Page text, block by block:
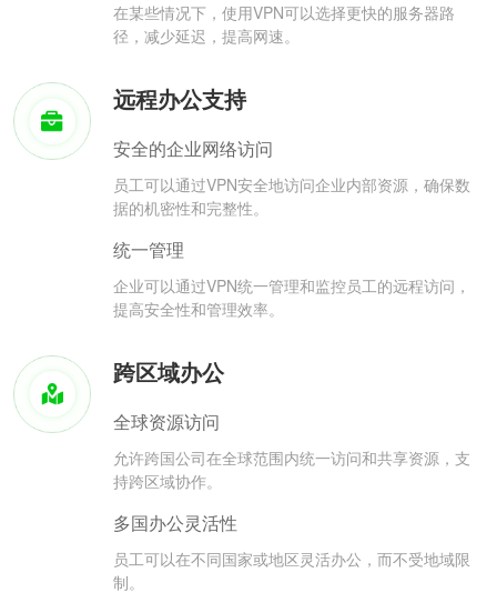
在某些情况下，使用VPN可以选择更快的服务器路
径，减少延迟，提高网速。
远程办公支持
安全的企业网络访问
员工可以通过VPN安全地访问企业内部资源，确保数
据的机密性和完整性。
统一管理
企业可以通过VPN统一管理和监控员工的远程访问，
提高安全性和管理效率。
跨区域办公
全球资源访问
允许跨国公司在全球范围内统一访问和共享资源，支
持跨区域协作。
多国办公灵活性
员工可以在不同国家或地区灵活办公，而不受地域限
制。